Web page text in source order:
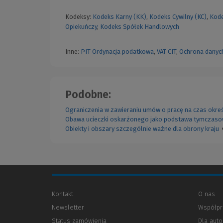
Kodeksy: Kodeks Karny (KK), Kodeks Cywilny (KC),
Opiekuńczy, Kodeks Spółek Handlowych
Inne: PIT Ordynacja podatkowa, VAT CIT, Ochrona
Podobne:
Ograniczenia w zawieraniu umów o pracę na czas
Obawa ucieczki oskarżonego jako podstawa
Obiekty i obszary szczególnie ważne dla obrony kraju
Kontakt
Newsletter
Status zamówienia
O nas
Dla